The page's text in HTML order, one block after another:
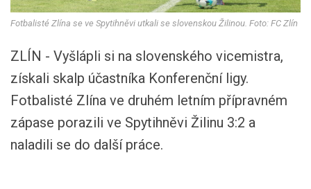
Fotbalisté Zlína se ve Spytihněvi utkali se slovenskou Žilinou. Foto: FC Zlín
ZLÍN - Vyšlápli si na slovenského vicemistra,
získali skalp účastníka Konferenční ligy.
Fotbalisté Zlína ve druhém letním přípravném
zápase porazili ve Spytihněvi Žilinu 3:2 a
naladili se do další práce.